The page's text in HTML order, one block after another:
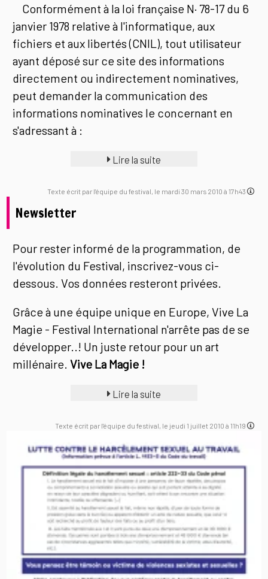
Conformément à la loi française N· 78-17 du 6
janvier 1978 relative à l'informatique, aux
fichiers et aux libertés (CNIL), tout utilisateur
ayant déposé sur ce site des informations
directement ou indirectement nominatives,
peut demander la communication des
informations nominatives le concernant en
s'adressant à :
Lire la suite
Texte écrit par l'équipe du festival, le mardi 30 mars 2010 à 17h43
Newsletter
Pour rester informé de la programmation, de
l'évolution du Festival, inscrivez-vous ci-
dessous. Vos données resteront privées.
Grâce à une équipe unique en Europe, Vive La
Magie - Festival International n'arrête pas de se
développer..! Un juste retour pour un art
millénaire.Vive La Magie !
Lire la suite
Texte écrit par l'équipe du festival, le jeudi 1 juillet 2010 à 11h19